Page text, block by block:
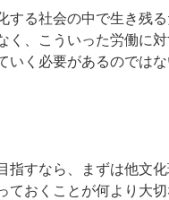
する社会の中で生き残
く、こういった労働に
いく必要があるのではな
指すなら、まずは他文
ておくことが何より大切